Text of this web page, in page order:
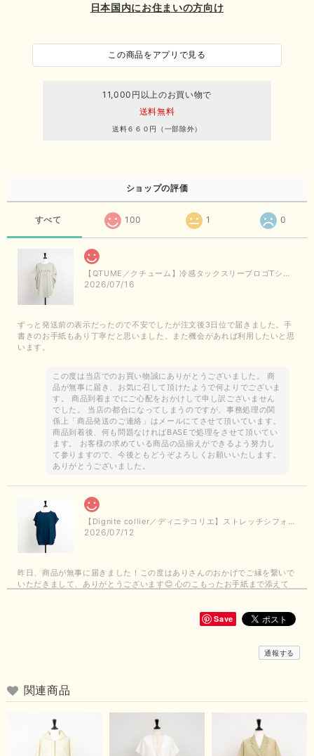
日本国内にお住まいの方向け
この商品をアプリで見る
11,000円以上のお買い物で
送料無料
送料６６０円（一部除外）
ショップの評価
すべて 100 1 0
【QTUME／クチューム】冷感タックスリーブロゴTシャツ（ライトグレー）
2026/07/16
ずっと発送前の表示だったので不安でしたが注文後3日位で届きました。手
書きのお手紙もあり丁寧だと思いました。また機会があれば利用したいと思
います。
この度は当店でのお買い物誠にありがとうございました。 商
品が無事に届き、お気に召して頂けたようで何よりでございま
す。 商品到着までにご心配をおかけして申し訳ございません
でした。 当店の都合になってしまうのですが、事務処理の関
係上「商品発送のご連絡」はメールにてさせて頂いています。
商品到着後、何も問題なければBASEで処理をさせて頂いてい
ます。 お客様の求めている商品の品揃えができるよう努力し
て参りますので、今後ともどうぞよろしくお願いいたします。
ありがとうございました。
【Dignite collier／ディニテコリエ】ストレッチシフォンブラウス（ブルー）＊再入荷予定
2026/07/12
昨日、商品が無事に届きました！この度はありさんのおかげでご縁を繋いで
いただきまして、ありがとうございます😊 心のこもったお手紙まで添えて
この度は商品のお買い上げありがとうございました。 無事に
お手元に届き、気に入っていただけて安心いたしました！
材感。 楽しい夏を過ごしてくださいませ。 ありがとうござい
まいした。 またのご縁を楽しみにお待ちしております。
Save
通報する
関連商品